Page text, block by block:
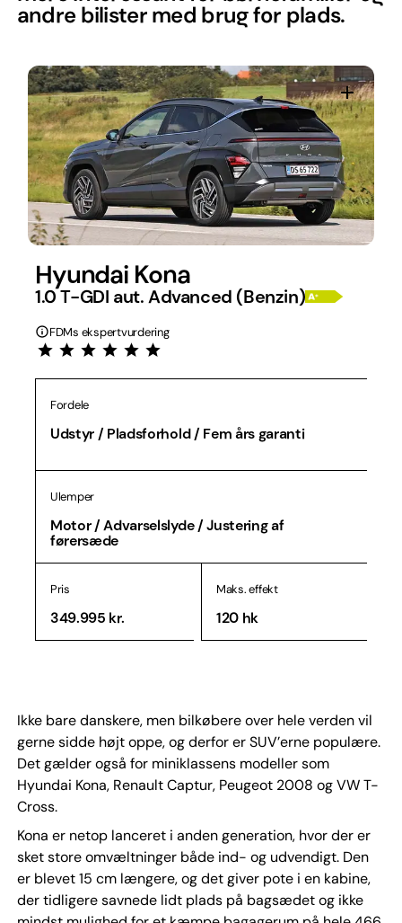
andre bilister med brug for plads.
Hyundai Kona
1.0 T-GDI aut. Advanced (Benzin)
FDMs ekspertvurdering
Fordele
Udstyr / Pladsforhold / Fem års garanti
Ulemper
Motor / Advarselslyde / Justering af
førersæde
Pris
349.995 kr.
Maks. effekt
120 hk
Ikke bare danskere, men bilkøbere over hele verden vil
gerne sidde højt oppe, og derfor er SUV’erne populære.
Det gælder også for miniklassens modeller som
Hyundai Kona, Renault Captur, Peugeot 2008 og VW T-
Cross.
Kona er netop lanceret i anden generation, hvor der er
sket store omvæltninger både ind- og udvendigt. Den
er blevet 15 cm længere, og det giver pote i en kabine,
der tidligere savnede lidt plads på bagsædet og ikke